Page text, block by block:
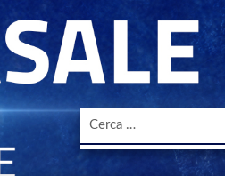
Ricerca